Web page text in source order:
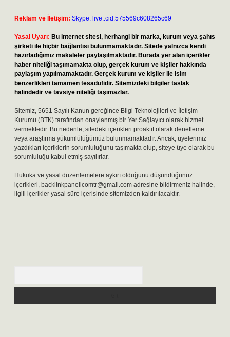
Reklam ve İletişim: Skype: live:.cid.575569c608265c69
Yasal Uyarı: Bu internet sitesi, herhangi bir marka, kurum veya şahıs
şirketi ile hiçbir bağlantısı bulunmamaktadır. Sitede yalnızca kendi
hazırladığımız makaleler paylaşılmaktadır. Burada yer alan içerikler
haber niteliği taşımamakta olup, gerçek kurum ve kişiler hakkında
paylaşım yapılmamaktadır. Gerçek kurum ve kişiler ile isim
benzerlikleri tamamen tesadüfidir. Sitemizdeki bilgiler taslak
halindedir ve tavsiye niteliği taşımazlar.
Sitemiz, 5651 Sayılı Kanun gereğince Bilgi Teknolojileri ve İletişim
Kurumu (BTK) tarafından onaylanmış bir Yer Sağlayıcı olarak hizmet
vermektedir. Bu nedenle, sitedeki içerikleri proaktif olarak denetleme
veya araştırma yükümlülüğümüz bulunmamaktadır. Ancak, üyelerimiz
yazdıkları içeriklerin sorumluluğunu taşımakta olup, siteye üye olarak bu
sorumluluğu kabul etmiş sayılırlar.
Hukuka ve yasal düzenlemelere aykırı olduğunu düşündüğünüz
içerikleri, backlinkpanelicomtr@gmail.com adresine bildirmeniz halinde,
ilgili içerikler yasal süre içerisinde sitemizden kaldırılacaktır.